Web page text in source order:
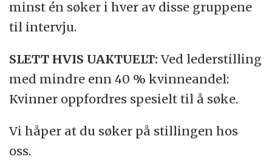
minst én søker i hver av disse gruppene
til intervju.
SLETT HVIS UAKTUELT:Ved lederstilling
med mindre enn 40 % kvinneandel:
Kvinner oppfordres spesielt til å søke.
Vi håper at du søker på stillingen hos
oss.